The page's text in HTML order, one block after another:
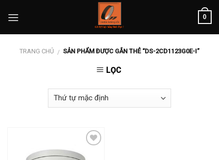
0
TRANG CHỦ / SẢN PHẨM ĐƯỢC GẮN THẺ “DS-2CD1123G0E-I”
LỌC